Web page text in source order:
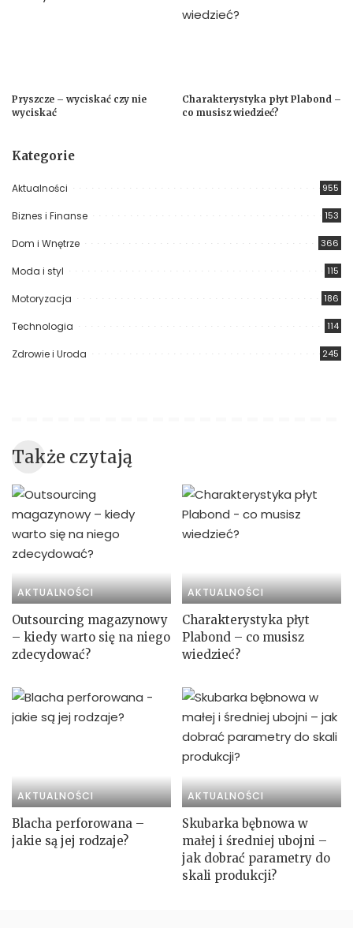
Pryszcze – wyciskać czy nie
wyciskać
Charakterystyka płyt Plabond –
co musisz wiedzieć?
Kategorie
Aktualności 955
Biznes i Finanse 153
Dom i Wnętrze 366
Moda i styl 115
Motoryzacja 186
Technologia 114
Zdrowie i Uroda 245
Także czytają
AKTUALNOŚCI
Outsourcing magazynowy
– kiedy warto się na niego
zdecydować?
AKTUALNOŚCI
Charakterystyka płyt
Plabond – co musisz
wiedzieć?
AKTUALNOŚCI
Blacha perforowana –
jakie są jej rodzaje?
AKTUALNOŚCI
Skubarka bębnowa w
małej i średniej ubojni –
jak dobrać parametry do
skali produkcji?